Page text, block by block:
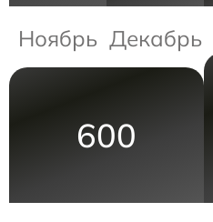
Ноябрь Декабрь
600